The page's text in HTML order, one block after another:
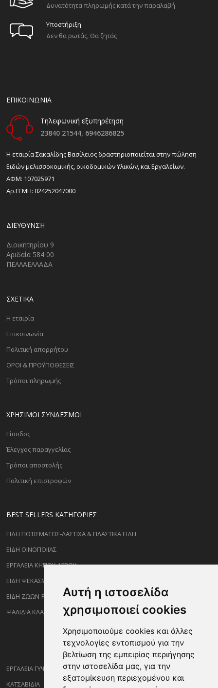
Αυτή η ιστοσελίδα
χρησιμοποιεί cookies
Χρησιμοποιούμε cookies και άλλες
τεχνολογίες εντοπισμού για την
βελτίωση της εμπειρίας περιήγησης
στην ιστοσελίδα μας, για την
εξατομίκευση περιεχομένου και
Δυνατότητα πληρωμής κατά την παραλαβή
Υποστήριξη
Δεν θα ρωτάς, Θα ζητάς
ΕΠΙΚΟΙΝΩΝΙΑ
Τηλεφωνική εξυπηρέτηση
23840 21544, 6946286825
H εταιρία Σακαλίδης Βασίλειος δραστηριοποιείται στην πώληση
Ειδών μελισσοκομικής, οικοδομικών Υλικών, και Εργαλείων.
ΑΦΜ: 107025971
Αρ.ΓΕΜΗ: 024252047000
ΔΙΕΎΘΥΝΣΗ
Διοικητηρίου 9
Αριδαία 584 00
ΠΕΛΛΑΕΛΛΑΔΑ
ΣΧΕΤΙΚΑ
Η εταιρία
Επικοινωνία
Πολιτική απορρήτου
ΟΡΟΙ & ΠΡΟΫΠΟΘΕΣΕΙΣ
Τρόποι πληρωμής
ΧΡΗΣΙΜΟΙ ΣΥΝΔΕΣΜΟΙ
Είσοδος
Έλεγχος παραγγελίας
Τρόποι αποστολής
Πολιτική επιστροφών
BEST SELLERS ΚΑΤΗΓΟΡΊΕΣ
ΕΙΔΗ ΠΟΤΙΣΜΑΤΟΣ-ΛΑΣΤΙΧΑ & ΠΛΑΣΤΙΚΑ ΕΙΔΗ
ΕΙΔΗ ΟΙΝΟΠΟΙΪΑΣ
ΕΡΓΑΛΕΙΑ ΚΗΠΟΥ-ΑΓΡΟΥ
ΕΙΔΗ ΨΕΚΑΣΜΟΥ-ΡΑΝΤΙΣΜΑΤΟΣ
ΕΙΔΗ ΖΩΩΝ-PET
ΨΑΛΙΔΙΑ ΚΛΑΔΕΜΑΤΟΣ
ΕΡΓΑΛΕΙΑ ΓΥΨΟΣΑΝΙΔΑΣ
ΚΑΤΣΑΒΙΔΙΑ